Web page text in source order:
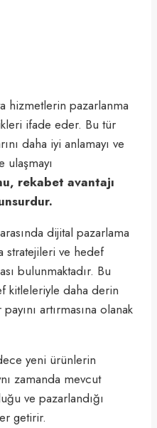
hizmetlerin pazarlanma
ifade eder. Bu tür
daha iyi anlamayı ve
rekabet avantajı
dijital pazarlama
stratejileri ve hedef
bulunmaktadır. Bu
kitleleriyle daha derin
artırmasına olanak
yeni ürünlerin
zamanda mevcut
ve pazarlandığı
getirir.